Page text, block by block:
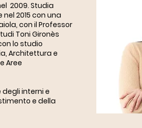
2009. Studia
2015 con una
con il Professor
ToniGironès
lo studio
Architettura e
Aree
interni e
e della